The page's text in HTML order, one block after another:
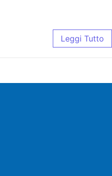
Leggi Tutto